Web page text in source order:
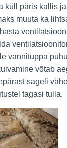
küll päris kallis
muuta ka
vannituppa
võtab
sageli
tagasi tulla.